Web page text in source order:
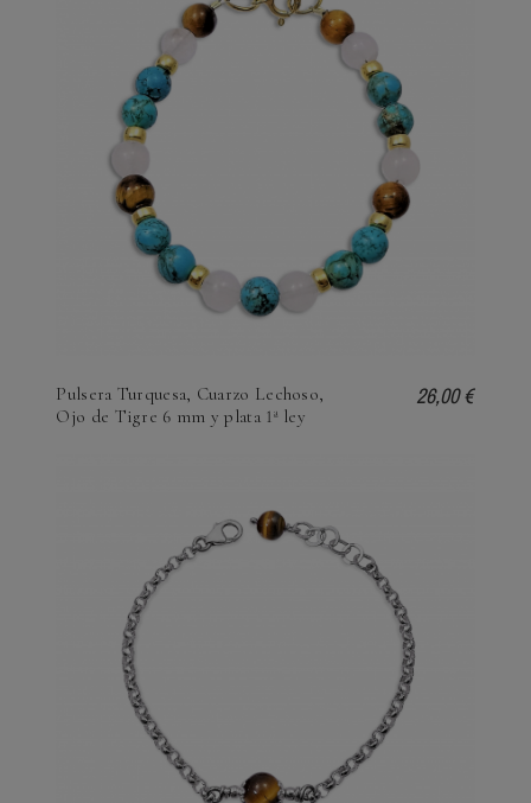
Pulsera Turquesa, Cuarzo Lechoso,
Ojo de Tigre 6 mm y plata 1ª ley
26,00 €